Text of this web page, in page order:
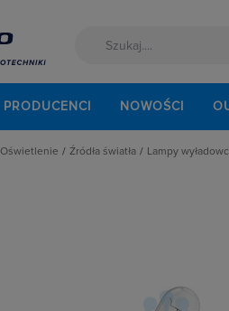
PRODUCENCI NOWOŚCI
Oświetlenie
Źródła światła
Lampy